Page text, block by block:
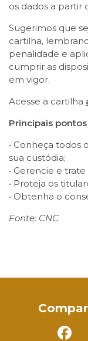
os dados a partir
Sugerimos que
cartilha,
penalidade e
cumprir as
em vigor.
Acesse a cartilha
Principais pontos
• Conheça todos
sua custódia;
• Gerencie e
• Proteja os
• Obtenha o
Fonte: CNC